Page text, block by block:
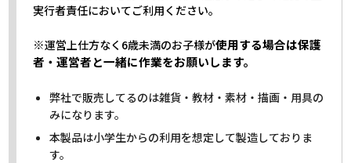
実行者責任においてご利用ください。
※運営上仕方なく6歳未満のお子様が使用する場合は保護
者・運営者と一緒に作業をお願いします。
弊社で販売してるのは雑貨・教材・素材・描画・用具の
みになります。
本製品は小学生からの利用を想定して製造しておりま
す。